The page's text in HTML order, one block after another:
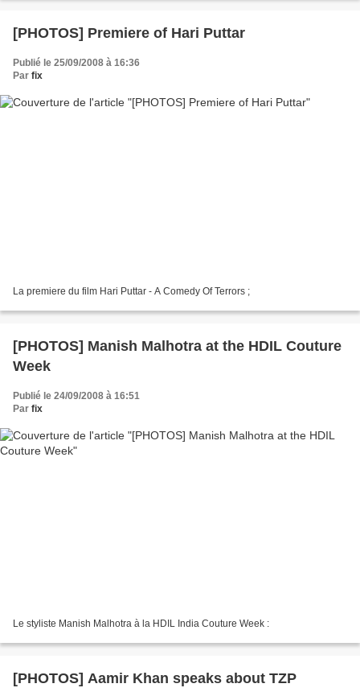
[PHOTOS] Premiere of Hari Puttar
Publié le 25/09/2008 à 16:36
Par fix
La premiere du film Hari Puttar - A Comedy Of Terrors ;
[PHOTOS] Manish Malhotra at the HDIL Couture
Week
Publié le 24/09/2008 à 16:51
Par fix
Le styliste Manish Malhotra à la HDIL India Couture Week :
[PHOTOS] Aamir Khan speaks about TZP